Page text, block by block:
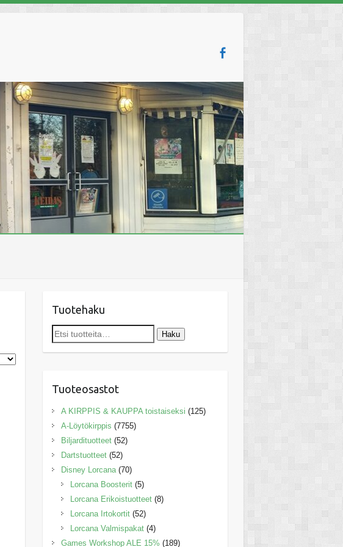
Tuotehaku
Etsi: Haku
Tuoteosastot
A KIRPPIS & KAUPPA toistaiseksi (125)
A-Löytökirppis (7755)
Biljardituotteet (52)
Dartstuotteet (52)
Disney Lorcana (70)
Lorcana Boosterit (5)
Lorcana Erikoistuotteet (8)
Lorcana Irtokortit (52)
Lorcana Valmispakat (4)
Games Workshop ALE 15% (189)